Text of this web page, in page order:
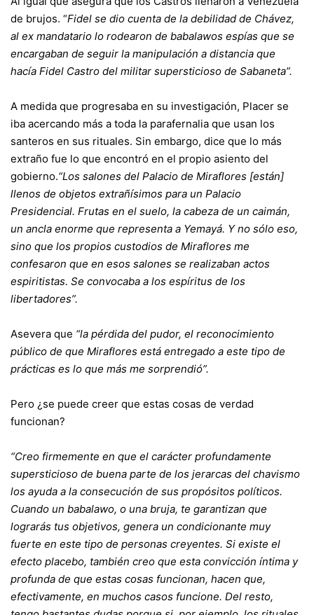
de brujos. “Fidel se dio cuenta de la debilidad de Chávez,
al ex mandatario lo rodearon de babalawos espías que se
encargaban de seguir la manipulación a distancia que
hacía Fidel Castro del militar supersticioso de Sabaneta”.
A medida que progresaba en su investigación, Placer se
iba acercando más a toda la parafernalia que usan los
santeros en sus rituales. Sin embargo, dice que lo más
extraño fue lo que encontró en el propio asiento del
gobierno.“Los salones del Palacio de Miraflores [están]
llenos de objetos extrañísimos para un Palacio
Presidencial. Frutas en el suelo, la cabeza de un caimán,
un ancla enorme que representa a Yemayá. Y no sólo eso,
sino que los propios custodios de Miraflores me
confesaron que en esos salones se realizaban actos
espiritistas. Se convocaba a los espíritus de los
libertadores”.
Asevera que “la pérdida del pudor, el reconocimiento
público de que Miraflores está entregado a este tipo de
prácticas es lo que más me sorprendió”.
Pero ¿se puede creer que estas cosas de verdad
funcionan?
“Creo firmemente en que el carácter profundamente
supersticioso de buena parte de los jerarcas del chavismo
los ayuda a la consecución de sus propósitos políticos.
Cuando un babalawo, o una bruja, te garantizan que
lograrás tus objetivos, genera un condicionante muy
fuerte en este tipo de personas creyentes. Si existe el
efecto placebo, también creo que esta convicción íntima y
profunda de que estas cosas funcionan, hacen que,
efectivamente, en muchos casos funcione. Del resto,